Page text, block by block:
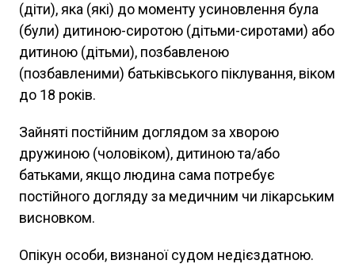
(діти), яка (які) до моменту усиновлення була
(були) дитиною-сиротою (дітьми-сиротами) або
дитиною (дітьми), позбавленою
(позбавленими) батьківського піклування, віком
до 18 років.
Зайняті постійним доглядом за хворою
дружиною (чоловіком), дитиною та/або
батьками, якщо людина сама потребує
постійного догляду за медичним чи лікарським
висновком.
Опікун особи, визнаної судом недієздатною.